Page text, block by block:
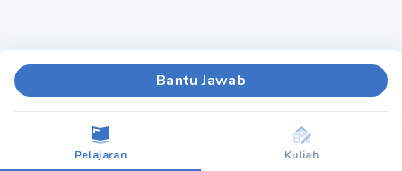
Bantu Jawab
Pelajaran Kuliah